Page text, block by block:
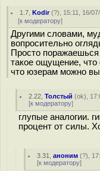
1.7 ,Kodir(?), 15:11, 16/
[к модератору]
Другими словами,
вопросительно
Просто поражаешься
такое ощущение, что
что юзерам можно
2.22 ,Толстый (ok),
[к модератору]
глупые аналогии.
процент от силы.
3.31 ,аноним (?),
[к модератору]